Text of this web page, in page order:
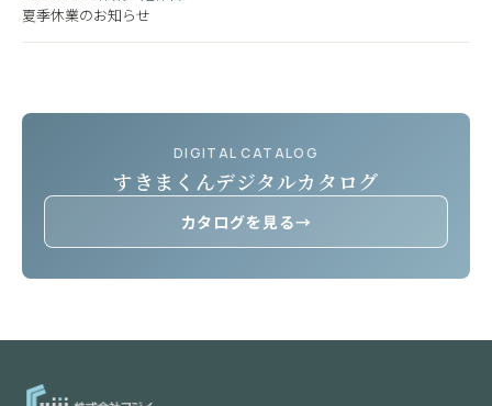
夏季休業のお知らせ
DIGITAL CATALOG
すきまくんデジタルカタログ
カタログを見る→